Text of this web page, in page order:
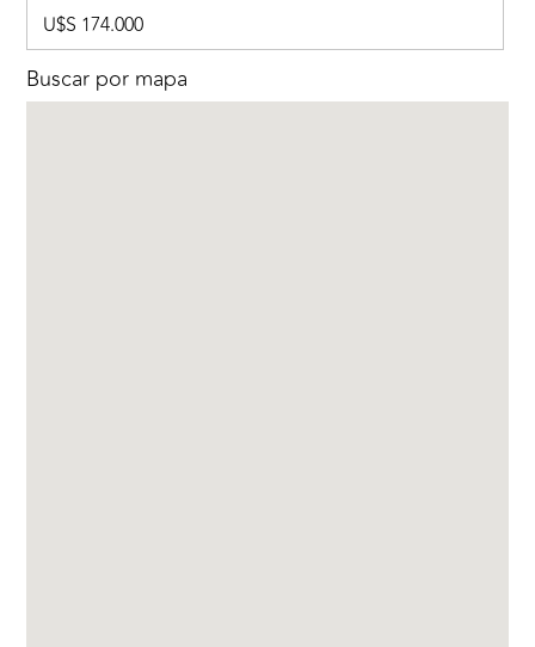
U$S 174.000
Buscar por mapa